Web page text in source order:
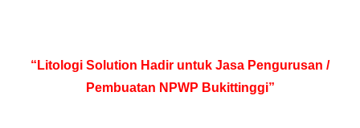
“Litologi Solution Hadir untuk Jasa Pengurusan /
Pembuatan NPWP Bukittinggi”